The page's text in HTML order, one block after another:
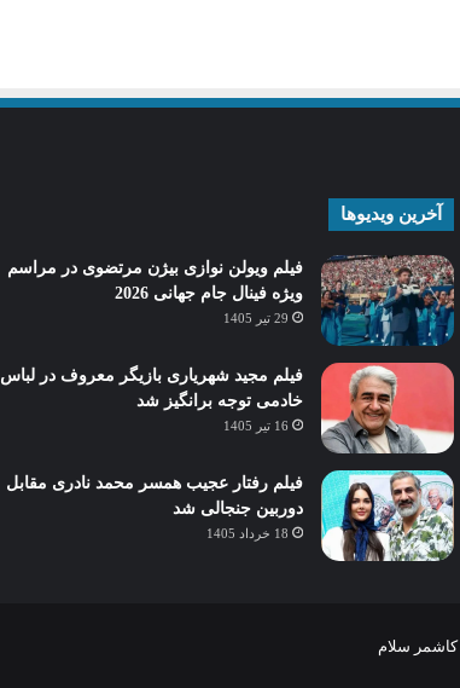
آخرین ویدیوها
فیلم ویولن نوازی بیژن مرتضوی در مراسم
ویژه فینال جام جهانی 2026
29 تیر 1405
فیلم مجید شهریاری بازیگر معروف در لباس
خادمی توجه برانگیز شد
16 تیر 1405
فیلم رفتار عجیب همسر محمد نادری مقابل
دوربین جنجالی شد
18 خرداد 1405
کاشمر سلام